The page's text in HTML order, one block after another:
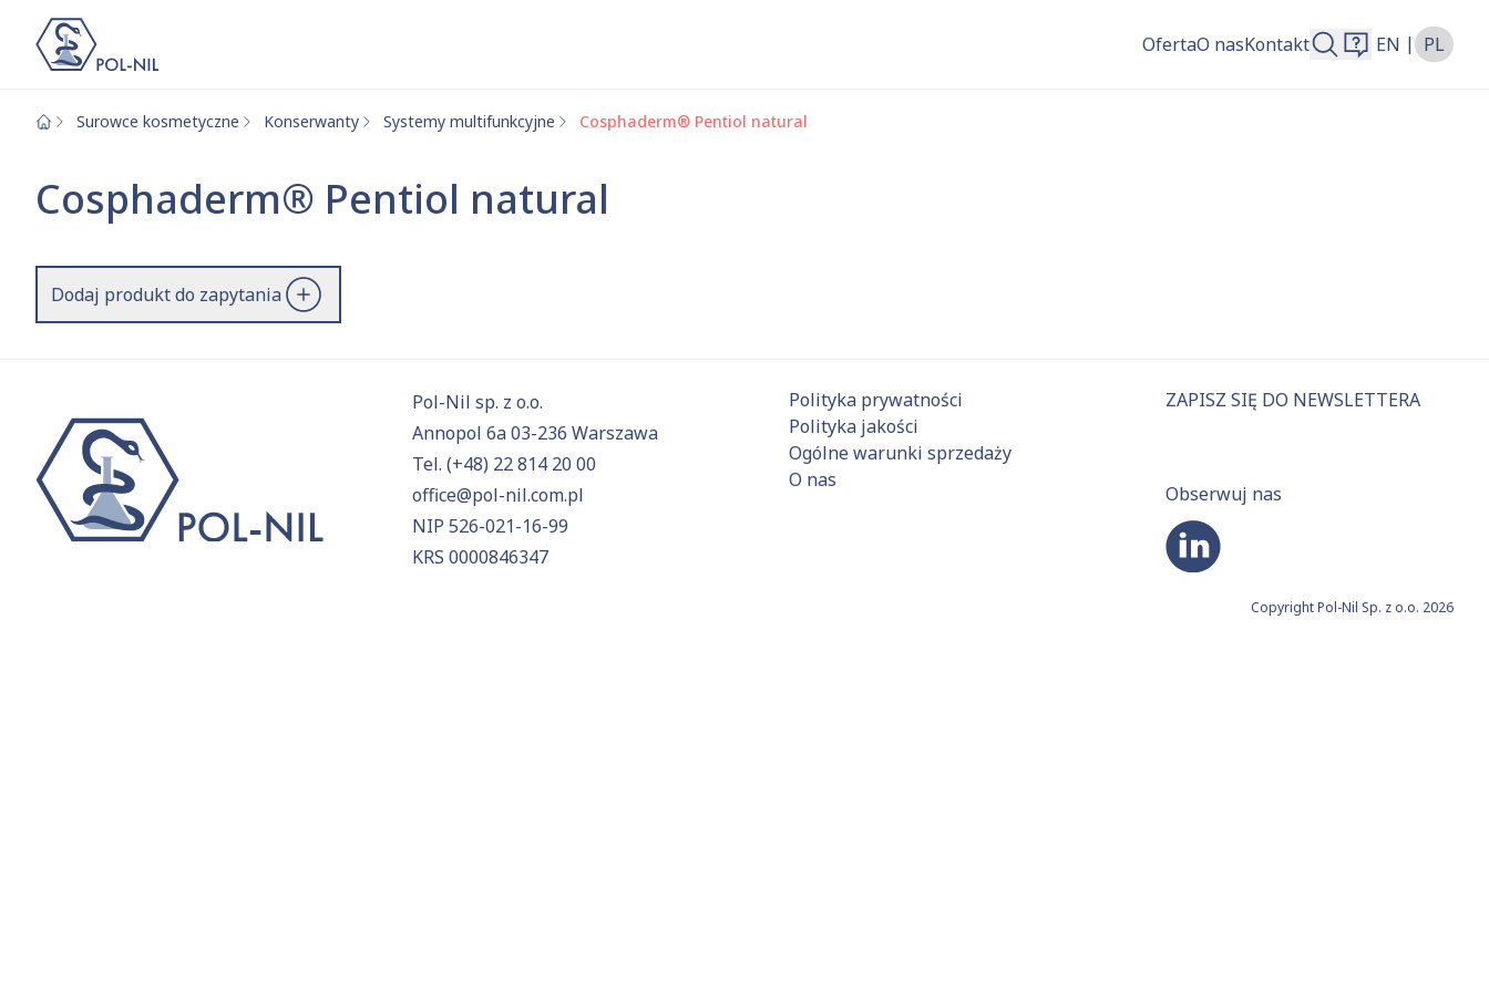
OfertaO nasKontakt EN | PL
Surowce kosmetyczne Konserwanty Systemy multifunkcyjne Cosphaderm® Pentiol natural
Cosphaderm® Pentiol natural
Dodaj produkt do zapytania
Pol-Nil sp. z o.o.
Annopol 6a 03-236 Warszawa
Tel. (+48) 22 814 20 00
office@pol-nil.com.pl
NIP 526-021-16-99
KRS 0000846347
Polityka prywatności
Polityka jakości
Ogólne warunki sprzedaży
O nas
ZAPISZ SIĘ DO NEWSLETTERA
Obserwuj nas
Copyright Pol-Nil Sp. z o.o. 2026